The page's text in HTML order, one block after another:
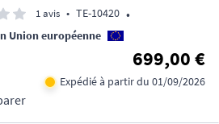
1 avis • TE-10420 •
Union européenne
699,00 €
Expédié à partir du 01/09/2026